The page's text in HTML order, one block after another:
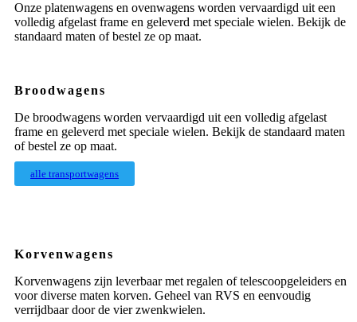
Onze platenwagens en ovenwagens worden vervaardigd uit een
volledig afgelast frame en geleverd met speciale wielen. Bekijk de
standaard maten of bestel ze op maat.
Broodwagens
De broodwagens worden vervaardigd uit een volledig afgelast
frame en geleverd met speciale wielen. Bekijk de standaard maten
of bestel ze op maat.
alle transportwagens
Korvenwagens
Korvenwagens zijn leverbaar met regalen of telescoopgeleiders en
voor diverse maten korven. Geheel van RVS en eenvoudig
verrijdbaar door de vier zwenkwielen.